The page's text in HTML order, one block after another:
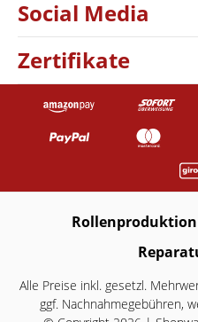
Social Media
Zertifikate
Rollenproduktion
Alle Preise inkl. gesetzl.
ggf. Nachnahmegebühren,